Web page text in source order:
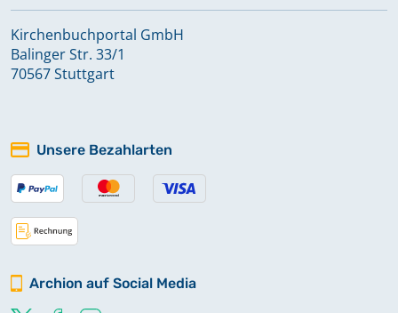
Kirchenbuchportal GmbH
Balinger Str. 33/1
70567 Stuttgart
Unsere Bezahlarten
Archion auf Social Media